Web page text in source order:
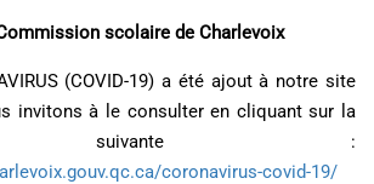
scolaire de Charlevoix
(COVID-19) a été ajout à notre site
invitons à le consulter en cliquant sur la
suivante :
coronavirus-covid-19/